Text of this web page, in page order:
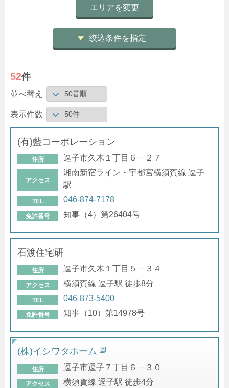
エリアを変更
絞込条件を指定
52件
並べ替え
表示件数
(有)藍コーポレーション
住所 逗子市久木１丁目６－２７
アクセス
湘南新宿ライン・宇都宮横須賀線 逗子
駅
TEL 046-874-7178
免許番号 知事（4）第26404号
石渡住宅研
住所 逗子市久木１丁目５－３４
アクセス 横須賀線 逗子駅 徒歩8分
TEL 046-873-5400
免許番号 知事（10）第14978号
(株)イシワタホーム
住所 逗子市逗子７丁目６－３０
アクセス 横須賀線 逗子駅 徒歩4分